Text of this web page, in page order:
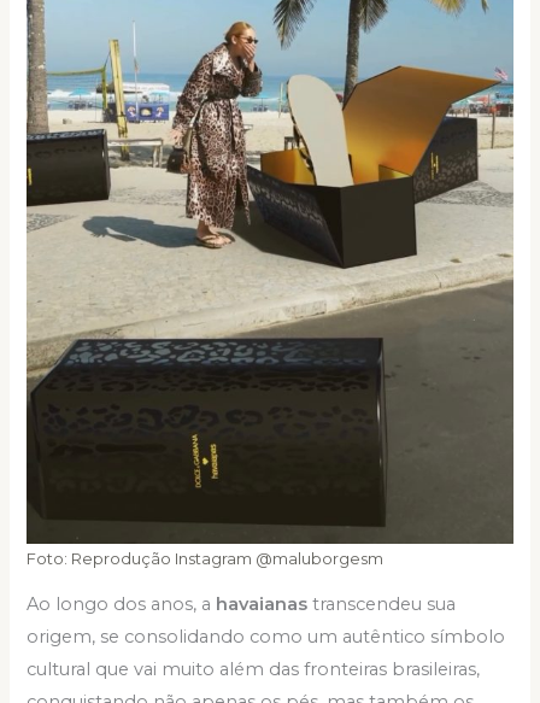
Foto: Reprodução Instagram @maluborgesm
Ao longo dos anos, a havaianastranscendeu sua
origem, se consolidando como um autêntico símbolo
cultural que vai muito além das fronteiras brasileiras,